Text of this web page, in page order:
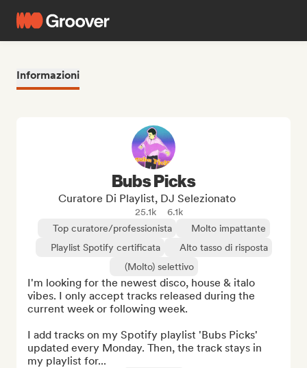
Informazioni
Bubs Picks
Curatore Di Playlist, DJ Selezionato
25.1k
6.1k
Top curatore/professionista
Molto impattante
Playlist Spotify certificata
Alto tasso di risposta
(Molto) selettivo
I'm looking for the newest disco, house & italo
vibes. I only accept tracks released during the
current week or following week.
I add tracks on my Spotify playlist 'Bubs Picks'
updated every Monday. Then, the track stays in
my playlist for...